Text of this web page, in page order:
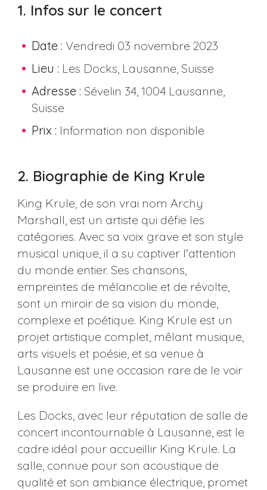
1. Infos sur le concert
Date : Vendredi 03 novembre 2023
Lieu : Les Docks, Lausanne, Suisse
Adresse : Sévelin 34, 1004 Lausanne,
Suisse
Prix : Information non disponible
2. Biographie de King Krule
King Krule, de son vrai nom Archy
Marshall, est un artiste qui défie les
catégories. Avec sa voix grave et son style
musical unique, il a su captiver l'attention
du monde entier. Ses chansons,
empreintes de mélancolie et de révolte,
sont un miroir de sa vision du monde,
complexe et poétique. King Krule est un
projet artistique complet, mêlant musique,
arts visuels et poésie, et sa venue à
Lausanne est une occasion rare de le voir
se produire en live.
Les Docks, avec leur réputation de salle de
concert incontournable à Lausanne, est le
cadre idéal pour accueillir King Krule. La
salle, connue pour son acoustique de
qualité et son ambiance électrique, promet